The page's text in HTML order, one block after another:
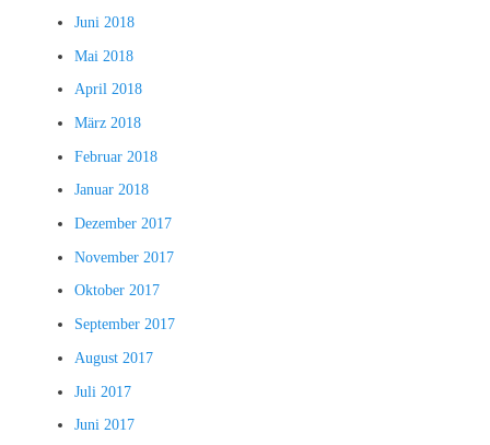
Juni 2018
Mai 2018
April 2018
März 2018
Februar 2018
Januar 2018
Dezember 2017
November 2017
Oktober 2017
September 2017
August 2017
Juli 2017
Juni 2017